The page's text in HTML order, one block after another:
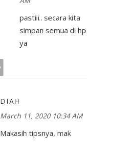
pastiii.. secara kita
simpan semua di hp
ya
DIAH
March 11, 2020 10:34 AM
Makasih tipsnya, mak